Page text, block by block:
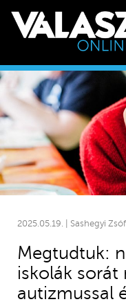
2025.05.19. | Sashegyi
Megtudtuk:
iskolák sorát
autizmussal